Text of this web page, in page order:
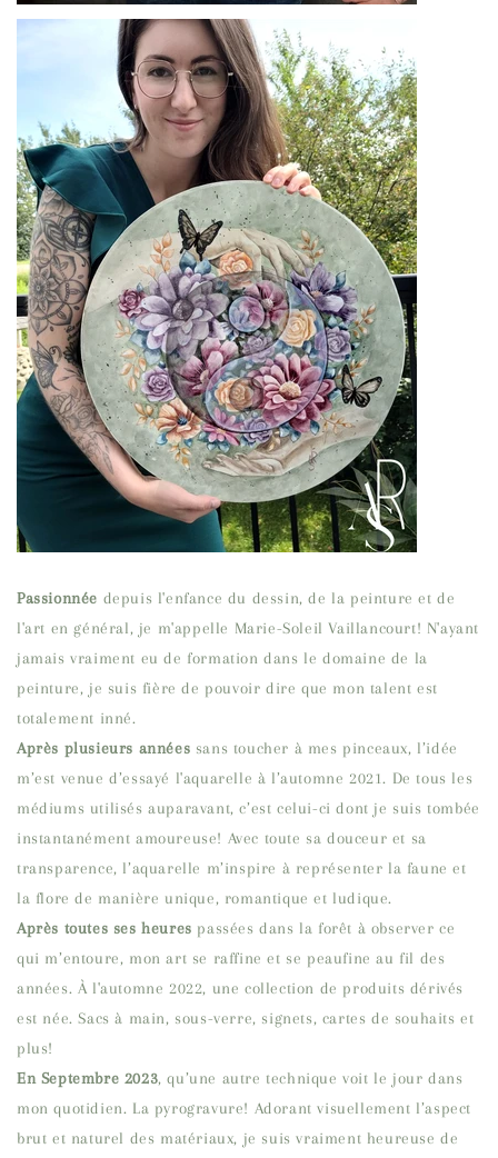
Passionnée depuis l'enfance du dessin, de la peinture et de
l'art en général, je m'appelle Marie-Soleil Vaillancourt! N'ayant
jamais vraiment eu de formation dans le domaine de la
peinture, je suis fière de pouvoir dire que mon talent est
totalement inné.
Après plusieurs années sans toucher à mes pinceaux, l’idée
m’est venue d’essayé l'aquarelle à l’automne 2021. De tous les
médiums utilisés auparavant, c’est celui-ci dont je suis tombée
instantanément amoureuse! Avec toute sa douceur et sa
transparence, l’aquarelle m’inspire à représenter la faune et
la flore de manière unique, romantique et ludique.
Après toutes ses heures passées dans la forêt à observer ce
qui m’entoure, mon art se raffine et se peaufine au fil des
années. À l'automne 2022, une collection de produits dérivés
est née. Sacs à main, sous-verre, signets, cartes de souhaits et
plus!
En Septembre 2023, qu’une autre technique voit le jour dans
mon quotidien. La pyrogravure! Adorant visuellement l’aspect
brut et naturel des matériaux, je suis vraiment heureuse de